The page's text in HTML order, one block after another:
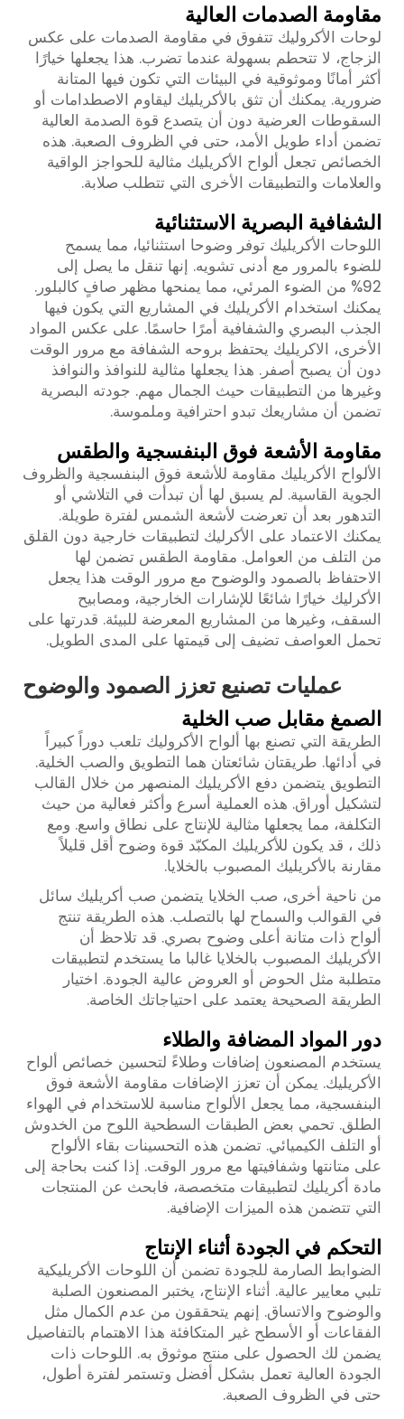
مقاومة الصدمات العالية
لوحات الأكروليك تتفوق في مقاومة الصدمات على عكس
الزجاج، لا تتحطم بسهولة عندما تضرب. هذا يجعلها خيارًا
أكثر أمانًا وموثوقية في البيئات التي تكون فيها المتانة
ضرورية. يمكنك أن تثق بالأكريليك ليقاوم الاصطدامات أو
السقوطات العرضية دون أن يتصدع قوة الصدمة العالية
تضمن أداء طويل الأمد، حتى في الظروف الصعبة. هذه
الخصائص تجعل ألواح الأكريليك مثالية للحواجز الواقية
والعلامات والتطبيقات الأخرى التي تتطلب صلابة.
الشفافية البصرية الاستثنائية
اللوحات الأكريليك توفر وضوحا استثنائيا، مما يسمح
للضوء بالمرور مع أدنى تشويه. إنها تنقل ما يصل إلى
92% من الضوء المرئي، مما يمنحها مظهر صافٍ كالبلور.
يمكنك استخدام الأكريليك في المشاريع التي يكون فيها
الجذب البصري والشفافية أمرًا حاسمًا. على عكس المواد
الأخرى، الاكريليك يحتفظ بروحه الشفافة مع مرور الوقت
دون أن يصبح أصفر. هذا يجعلها مثالية للنوافذ والنوافذ
وغيرها من التطبيقات حيث الجمال مهم. جودته البصرية
تضمن أن مشاريعك تبدو احترافية وملموسة.
مقاومة الأشعة فوق البنفسجية والطقس
الألواح الأكريليك مقاومة للأشعة فوق البنفسجية والظروف
الجوية القاسية. لم يسبق لها أن تبدأت في التلاشي أو
التدهور بعد أن تعرضت لأشعة الشمس لفترة طويلة.
يمكنك الاعتماد على الأكرليك لتطبيقات خارجية دون القلق
من التلف من العوامل. مقاومة الطقس تضمن لها
الاحتفاظ بالصمود والوضوح مع مرور الوقت هذا يجعل
الأكرليك خيارًا شائعًا للإشارات الخارجية، ومصابيح
السقف، وغيرها من المشاريع المعرضة للبيئة. قدرتها على
تحمل العواصف تضيف إلى قيمتها على المدى الطويل.
عمليات تصنيع تعزز الصمود والوضوح
الصمغ مقابل صب الخلية
الطريقة التي تصنع بها ألواح الأكروليك تلعب دوراً كبيراً
في أدائها. طريقتان شائعتان هما التطويق والصب الخلية.
التطويق يتضمن دفع الأكريليك المنصهر من خلال القالب
لتشكيل أوراق. هذه العملية أسرع وأكثر فعالية من حيث
التكلفة، مما يجعلها مثالية للإنتاج على نطاق واسع. ومع
ذلك ، قد يكون للأكريليك المكبّد قوة وضوح أقل قليلاً
مقارنة بالأكريليك المصبوب بالخلايا.
من ناحية أخرى، صب الخلايا يتضمن صب أكريليك سائل
في القوالب والسماح لها بالتصلب. هذه الطريقة تنتج
ألواح ذات متانة أعلى وضوح بصري. قد تلاحظ أن
الأكريليك المصبوب بالخلايا غالبا ما يستخدم لتطبيقات
متطلبة مثل الحوض أو العروض عالية الجودة. اختيار
الطريقة الصحيحة يعتمد على احتياجاتك الخاصة.
دور المواد المضافة والطلاء
يستخدم المصنعون إضافات وطلاءً لتحسين خصائص ألواح
الأكريليك. يمكن أن تعزز الإضافات مقاومة الأشعة فوق
البنفسجية، مما يجعل الألواح مناسبة للاستخدام في الهواء
الطلق. تحمي بعض الطبقات السطحية اللوح من الخدوش
أو التلف الكيميائي. تضمن هذه التحسينات بقاء الألواح
على متانتها وشفافيتها مع مرور الوقت. إذا كنت بحاجة إلى
مادة أكريليك لتطبيقات متخصصة، فابحث عن المنتجات
التي تتضمن هذه الميزات الإضافية.
التحكم في الجودة أثناء الإنتاج
الضوابط الصارمة للجودة تضمن أن اللوحات الأكريليكية
تلبي معايير عالية. أثناء الإنتاج، يختبر المصنعون الصلبة
والوضوح والاتساق. إنهم يتحققون من عدم الكمال مثل
الفقاعات أو الأسطح غير المتكافئة هذا الاهتمام بالتفاصيل
يضمن لك الحصول على منتج موثوق به. اللوحات ذات
الجودة العالية تعمل بشكل أفضل وتستمر لفترة أطول،
حتى في الظروف الصعبة.